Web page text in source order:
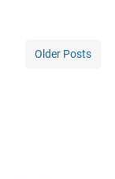
Older Posts